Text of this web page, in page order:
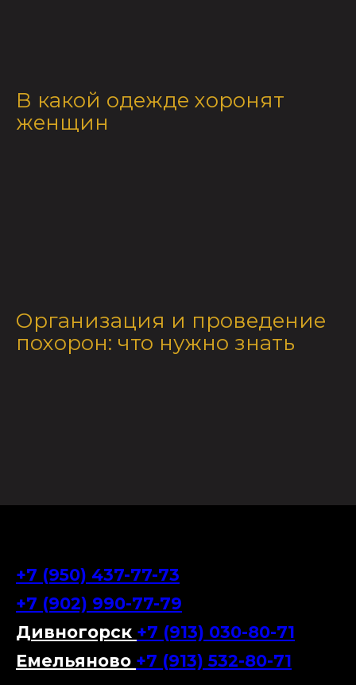
В какой одежде хоронят
женщин
Организация и проведение
похорон: что нужно знать
+7 (950) 437-77-73
+7 (902) 990-77-79
Дивногорск +7 (913) 030-80-71
Емельяново +7 (913) 532-80-71